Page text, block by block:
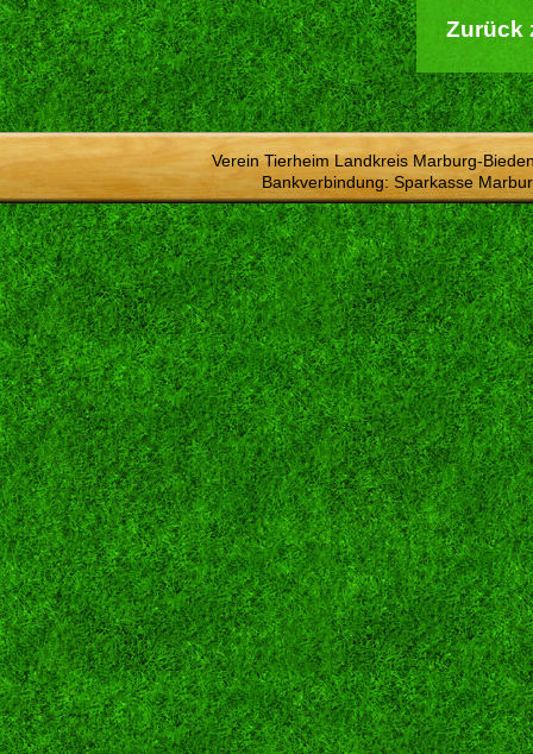
Zurück
Verein Tierheim Landkreis Marburg-
Bankverbindung: Sparkasse